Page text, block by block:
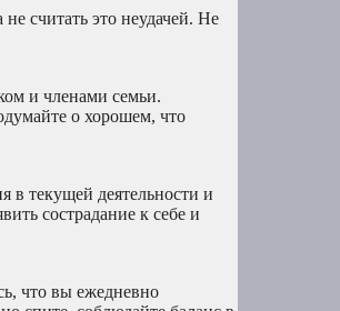
считать это неудачей. Не
и членами семьи.
о хорошем, что
в текущей деятельности и
сострадание к себе и
что вы ежедневно